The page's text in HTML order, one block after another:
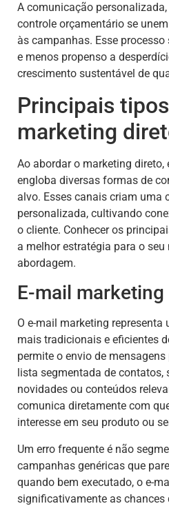
A comunicação
controle orçamentário se
às campanhas. Esse
e menos propenso a
crescimento sustentável de
Principais
marketing
Ao abordar o marketing direto,
engloba diversas formas de
alvo. Esses canais criam uma
personalizada, cultivando
o cliente. Conhecer os
a melhor estratégia para o
abordagem.
E-mail marketing
O e-mail marketing
mais tradicionais e eficientes
permite o envio de
lista segmentada de contatos,
novidades ou conteúdos
comunica diretamente com
interesse em seu produto ou
Um erro frequente é não
campanhas genéricas que
quando bem executado, o e-
significativamente as chances